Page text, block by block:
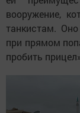
вооружение,
танкистам.
при прямом
пробить